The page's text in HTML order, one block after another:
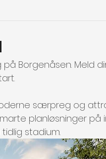
Borgenåsen. Meld
særpreg og
planløsninger på
stadium.